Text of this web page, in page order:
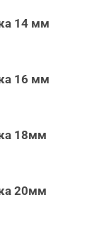
14 мм
16 мм
18мм
20мм